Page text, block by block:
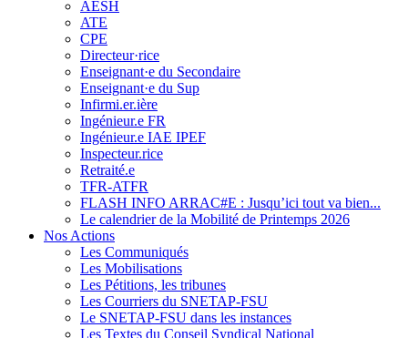
AESH
ATE
CPE
Directeur·rice
Enseignant·e du Secondaire
Enseignant·e du Sup
Infirmi.er.ière
Ingénieur.e FR
Ingénieur.e IAE IPEF
Inspecteur.rice
Retraité.e
TFR-ATFR
FLASH INFO ARRAC#E : Jusqu’ici tout va bien...
Le calendrier de la Mobilité de Printemps 2026
Nos Actions
Les Communiqués
Les Mobilisations
Les Pétitions, les tribunes
Les Courriers du SNETAP-FSU
Le SNETAP-FSU dans les instances
Les Textes du Conseil Syndical National